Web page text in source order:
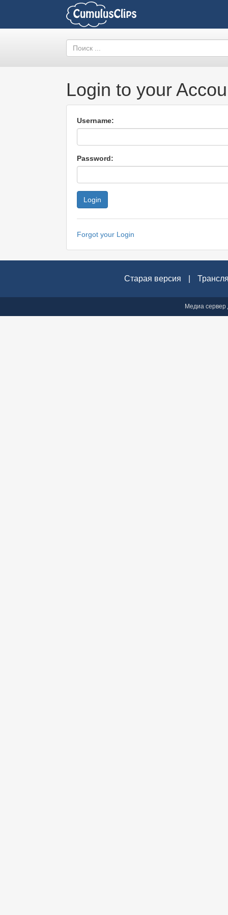
Login to your
Username:
Password:
Forgot your Login
Старая версия
Медиа